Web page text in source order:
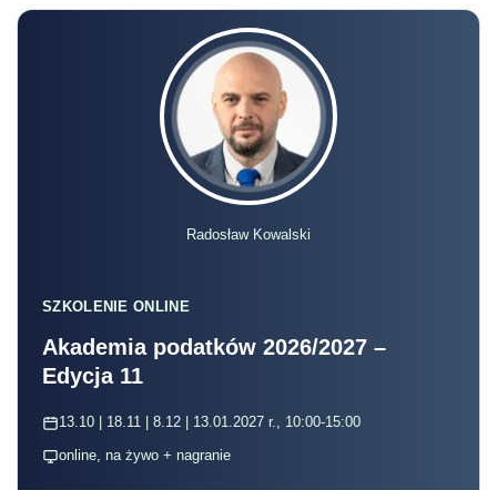
Radosław Kowalski
SZKOLENIE ONLINE
Akademia podatków 2026/2027 –
Edycja 11
13.10 | 18.11 | 8.12 | 13.01.2027 r., 10:00-15:00
online, na żywo + nagranie